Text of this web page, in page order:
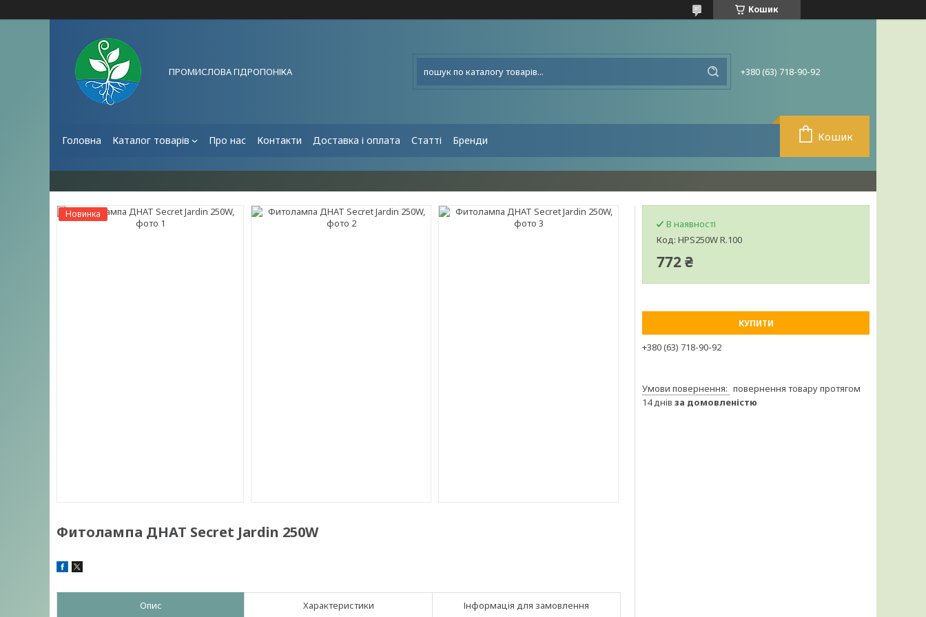
Кошик
ПРОМИСЛОВА ГІДРОПОНІКА +380 (63) 718-90-92
Головна Каталог товарів Про нас Контакти Доставка і оплата Статті Бренди Кошик
Новинка
Фитолампа ДНАТ Secret Jardin 250W
Опис Характеристики Інформація для замовлення
В наявності
Код: HPS250W R.100
772 ₴
КУПИТИ
+380 (63) 718-90-92
повернення товару протягом
14 днів за домовленістю